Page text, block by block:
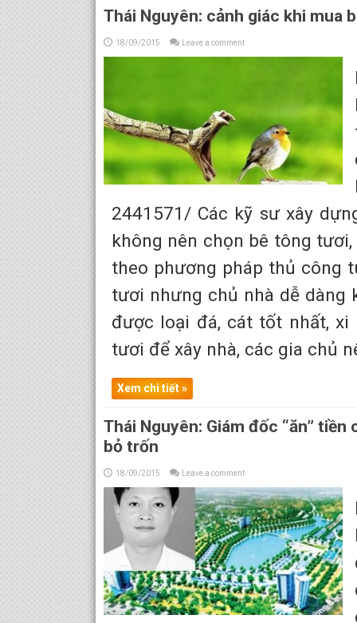
Thái Nguyên: cảnh giác khi mua
18/09/2015 Leave a comment
2441571/ Các kỹ sư xây
không nên chọn bê tông
theo phương pháp thủ công
tươi nhưng chủ nhà dễ dàng
được loại đá, cát tốt nhất,
tươi để xây nhà, các gia chủ
Xem chi tiết »
Thái Nguyên: Giám đốc “ăn”
bỏ trốn
18/09/2015 Leave a comment